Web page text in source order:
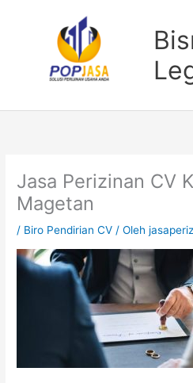
Jasa Perizinan CV
Magetan
/ Biro Pendirian CV / Oleh